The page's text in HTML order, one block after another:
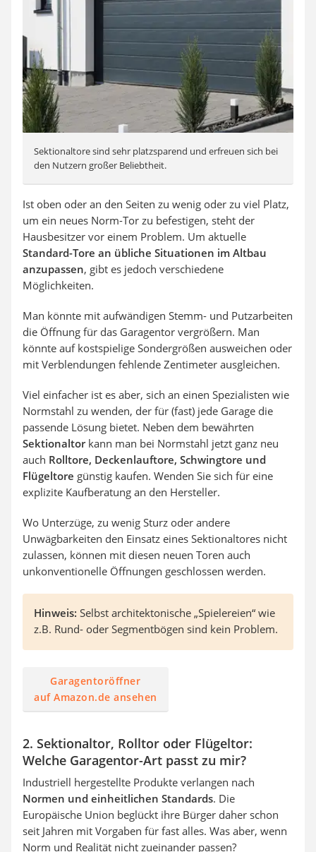
Sektionaltore sind sehr platzsparend und erfreuen sich bei
den Nutzern großer Beliebtheit.
Ist oben oder an den Seiten zu wenig oder zu viel Platz,
um ein neues Norm-Tor zu befestigen, steht der
Hausbesitzer vor einem Problem. Um aktuelle
Standard-Tore an übliche Situationen im Altbau
anzupassen, gibt es jedoch verschiedene
Möglichkeiten.
Man könnte mit aufwändigen Stemm- und Putzarbeiten
die Öffnung für das Garagentor vergrößern. Man
könnte auf kostspielige Sondergrößen ausweichen oder
mit Verblendungen fehlende Zentimeter ausgleichen.
Viel einfacher ist es aber, sich an einen Spezialisten wie
Normstahl zu wenden, der für (fast) jede Garage die
passende Lösung bietet. Neben dem bewährten
Sektionaltorkann man bei Normstahl jetzt ganz neu
auch Rolltore, Deckenlauftore, Schwingtore und
Flügeltore günstig kaufen. Wenden Sie sich für eine
explizite Kaufberatung an den Hersteller.
Wo Unterzüge, zu wenig Sturz oder andere
Unwägbarkeiten den Einsatz eines Sektionaltores nicht
zulassen, können mit diesen neuen Toren auch
unkonventionelle Öffnungen geschlossen werden.
Hinweis: Selbst architektonische „Spielereien“ wie
z.B. Rund- oder Segmentbögen sind kein Problem.
Garagentoröffner
auf Amazon.de ansehen
2. Sektionaltor, Rolltor oder Flügeltor:
Welche Garagentor-Art passt zu mir?
Industriell hergestellte Produkte verlangen nach
Normen und einheitlichen Standards. Die
Europäische Union beglückt ihre Bürger daher schon
seit Jahren mit Vorgaben für fast alles. Was aber, wenn
Norm und Realität nicht zueinander passen?